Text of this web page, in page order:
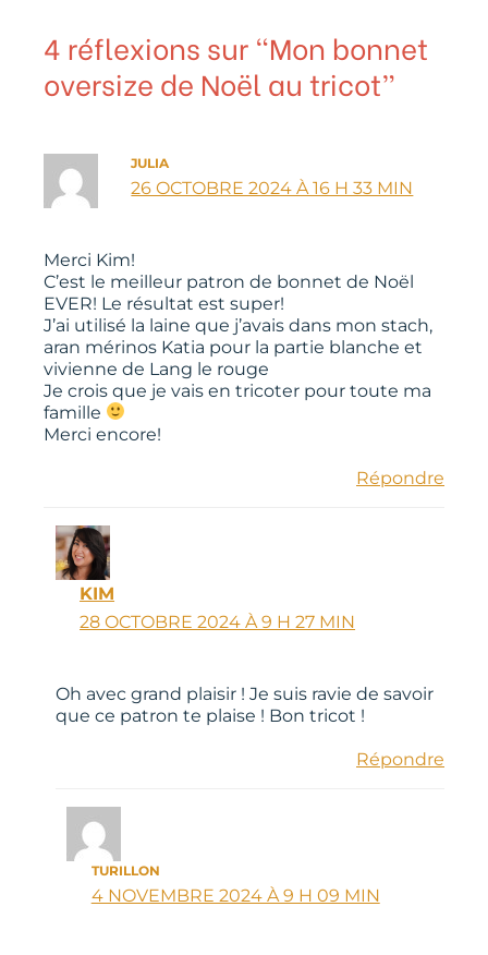
4 réflexions sur “Mon bonnet
oversize de Noël au tricot”
JULIA
26 OCTOBRE 2024 À 16 H 33 MIN
Merci Kim!
C’est le meilleur patron de bonnet de Noël
EVER! Le résultat est super!
J’ai utilisé la laine que j’avais dans mon stach,
aran mérinos Katia pour la partie blanche et
vivienne de Lang le rouge
Je crois que je vais en tricoter pour toute ma
famille
Merci encore!
Répondre
KIM
28 OCTOBRE 2024 À 9 H 27 MIN
Oh avec grand plaisir ! Je suis ravie de savoir
que ce patron te plaise ! Bon tricot !
Répondre
TURILLON
4 NOVEMBRE 2024 À 9 H 09 MIN